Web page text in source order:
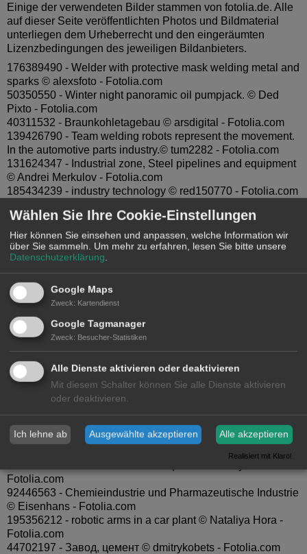
Einige der verwendeten Bilder stammen von fotolia.de. Alle
auf dieser Seite veröffentlichten Photos und Bildmaterial
unterliegen dem Urheberrecht und den eingeräumten
Lizenzbedingungen des jeweiligen Bildanbieters.
176389490 - Welder with protective mask welding metal and
sparks © alexsfoto - Fotolia.com
50350550 - Winter night panoramic oil pumpjack. © Ded
Pixto - Fotolia.com
40311532 - Braunkohletagebau © arsdigital - Fotolia.com
139426790 - Team welding robots represent the movement.
In the automotive parts industry.© tum2282 - Fotolia.com
131624347 - Industrial zone, Steel pipelines and equipment
© Andrei Merkulov - Fotolia.com
185434239 - industry technology © red150770 - Fotolia.com
Fotolia.com
142778696 - Rubber oil hose high pressure © Belish -
Fotolia.com
174707372 - 航空機の給油作業 © poko42 - Fotolia.com
153556633 - Schlauch aus Edelstahl © pixeldeus -
Fotolia.com
104268058 - Hose connected to a storage tank at a beer
brewery © hennyvanroomen - Fotolia.com
208721966 - Metal pipe flanges with bolts at industrial zone
© ETAJOE - Fotolia.com
1017452 - earth map © Toufik Amine TALEB - Fotolia.com
101983213 - Steel-rolling mill of MMK © rukhmalev -
Fotolia.com
138283960 - Panorama transport and logistic concept by
kinwun - Fotolia.com
64395819 - Stainless steel hoses closeup. © nys -
Fotolia.com
92446563 - Chemieindustrie und Pharmazeutische Industrie
© Eisenhans - Fotolia.com
195356212 - robotic arms in a car plant © Nataliya Hora -
Fotolia.com
44702197 - Завод, цемент © dmitrykobets - Fotolia.com
Wählen Sie Ihre Cookie-Einstellungen
Hier können Sie einsehen und anpassen, welche Information wir
über Sie sammeln.
Um mehr zu erfahren, lesen Sie bitte unsere
Datenschutzerklärung
Google Maps
Zweck: Kartendienst
Google Tagmanager
Zweck: Besucher-Statistiken
Alle Dienste aktivieren oder deaktivieren
Mit diesem Schalter können Sie alle Dienste aktivieren
oder deaktivieren.
Ich lehne ab Ausgewählte akzeptieren Alle akzeptieren
Realisiert mit Klaro!